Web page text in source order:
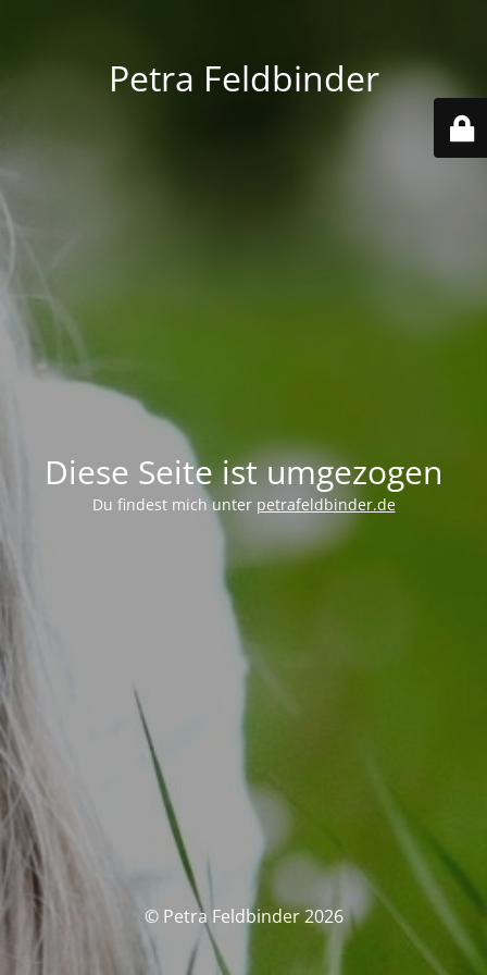
Petra Feldbinder
Diese Seite ist umgezogen
Du findest mich unter petrafeldbinder.de
© Petra Feldbinder 2026